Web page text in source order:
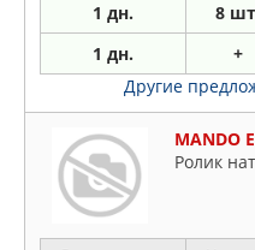
1 дн. 8
1 дн. +
Другие
MANDO
Ролик